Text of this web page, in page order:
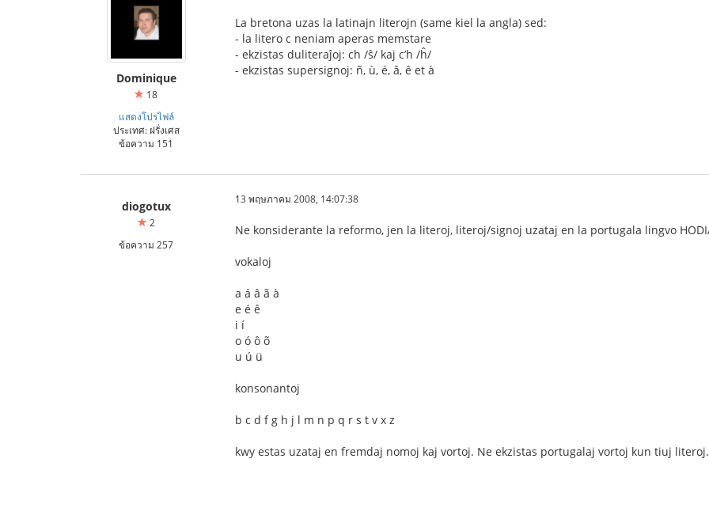
Dominique
18
แสดงโปรไฟล์
ประเทศ: ฝรั่งเศส
ข้อความ 151
La bretona uzas la latinajn literojn (same kiel la angla) sed:
- la litero c neniam aperas memstare
- ekzistas duliteraĵoj: ch /ŝ/ kaj c’h /ĥ/
- ekzistas supersignoj: ñ, ù, é, â, ê et à
diogotux
2
ข้อความ 257
13 พฤษภาคม 2008, 14:07:38
Ne konsiderante la reformo, jen la literoj, literoj/signoj uzataj en la portugala lingvo
vokaloj
a á â ã à
e é ê
i í
o ó ô õ
u ú ü
konsonantoj
b c d f g h j l m n p q r s t v x z
kwy estas uzataj en fremdaj nomoj kaj vortoj. Ne ekzistas portugalaj vortoj kun tiuj literoj.